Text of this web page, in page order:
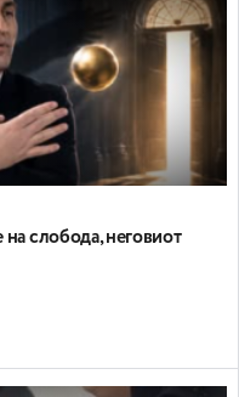
на слобода, неговиот